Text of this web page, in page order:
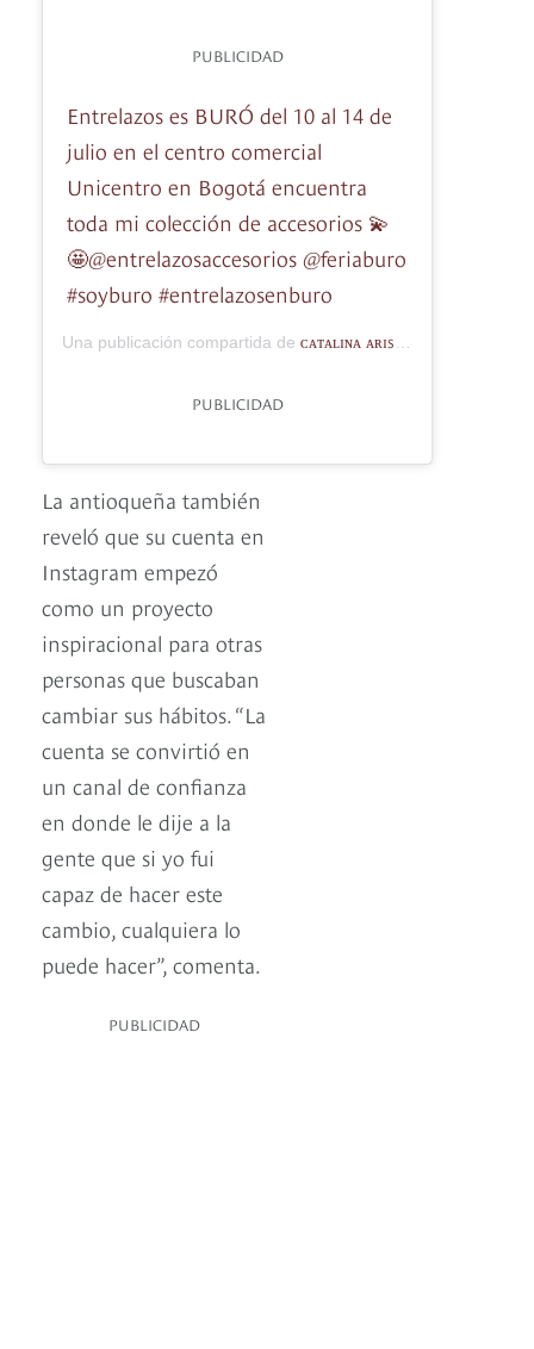
PUBLICIDAD
Entrelazos es BURÓ del 10 al 14 de
julio en el centro comercial
Unicentro en Bogotá encuentra
toda mi colección de accesorios 💫
🤩@entrelazosaccesorios @feriaburo
#soyburo #entrelazosenburo
Una publicación compartida de ᴄᴀᴛᴀʟɪɴᴀ ᴀʀɪsᴛɪᴢᴀʙᴀʟ
PUBLICIDAD
La antioqueña también
reveló que su cuenta en
Instagram empezó
como un proyecto
inspiracional para otras
personas que buscaban
cambiar sus hábitos. “La
cuenta se convirtió en
un canal de confianza
en donde le dije a la
gente que si yo fui
capaz de hacer este
cambio, cualquiera lo
puede hacer”, comenta.
PUBLICIDAD